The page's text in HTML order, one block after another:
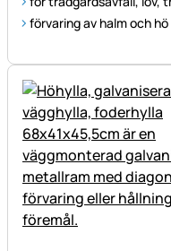
förvaring av halm och hö